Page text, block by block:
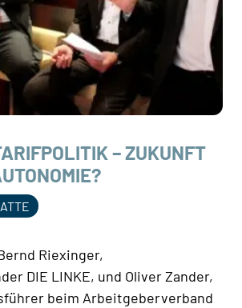
– ZUKUNFT
Riexinger,
DIE LINKE, und Oliver Zander,
beim Arbeitgeberverband